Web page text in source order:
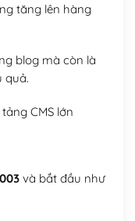
tăng lên hàng
blog mà còn là
quả.
CMS lớn
và bắt đầu như